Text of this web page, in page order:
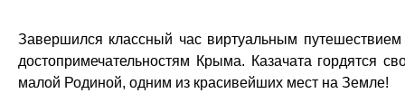
Завершился классный час виртуальным путешествием
достопримечательностям Крыма. Казачата гордятся
малой Родиной, одним из красивейших мест на Земле!